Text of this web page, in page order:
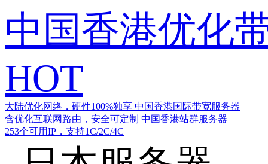
中国香港优化
HOT
大陆优化网络，硬件100%独享 中国香港国际带宽服务器
含优化互联网路由，安全可定制 中国香港站群服务器
253个可用IP，支持1C/2C/4C